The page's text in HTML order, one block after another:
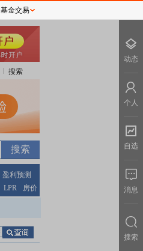
搜索
盈利预测
LPR 房价
基金交易
动态
个人
自选
消息
搜索